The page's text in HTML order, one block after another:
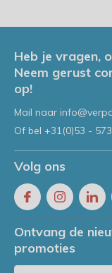
Heb je vragen,
Neem gerust
op!
Mail naar
Of bel +31(0)53 -
Volg ons
Ontvang de
promoties